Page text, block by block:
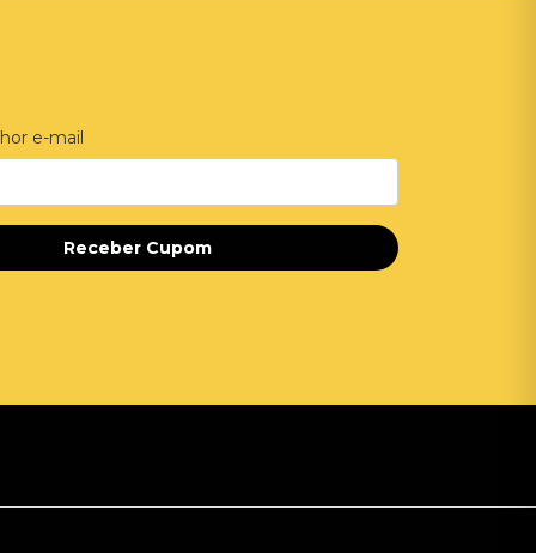
e-mail
Receber Cupom